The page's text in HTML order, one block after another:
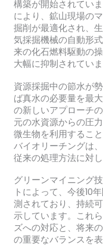
構築が開始されてい
により、鉱山現場の
掘削が最適化され、
気採掘機械の自動形
来の化石燃料駆動の
大幅に抑制されてい
資源採掘中の節水が
ば真水の必要量を最
の新しいアプローチ
元の水資源からの圧
微生物を利用するこ
バイオリーチングは
従来の処理方法に対
グリーンマイニング
トによって、今後10
測されており、持続
示しています。これ
ズへの対応と、将来
の重要なバランスを